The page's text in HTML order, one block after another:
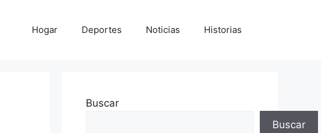
Hogar Deportes Noticias Historias
Buscar
Buscar